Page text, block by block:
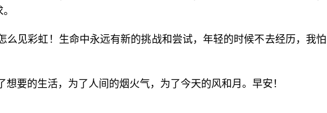
么见彩虹！生命中永远有新的挑战和尝试，年轻的时候不去经历，我怕
想要的生活，为了人间的烟火气，为了今天的风和月。早安！